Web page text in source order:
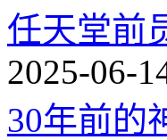
任天堂前
2025-06-
30年前的